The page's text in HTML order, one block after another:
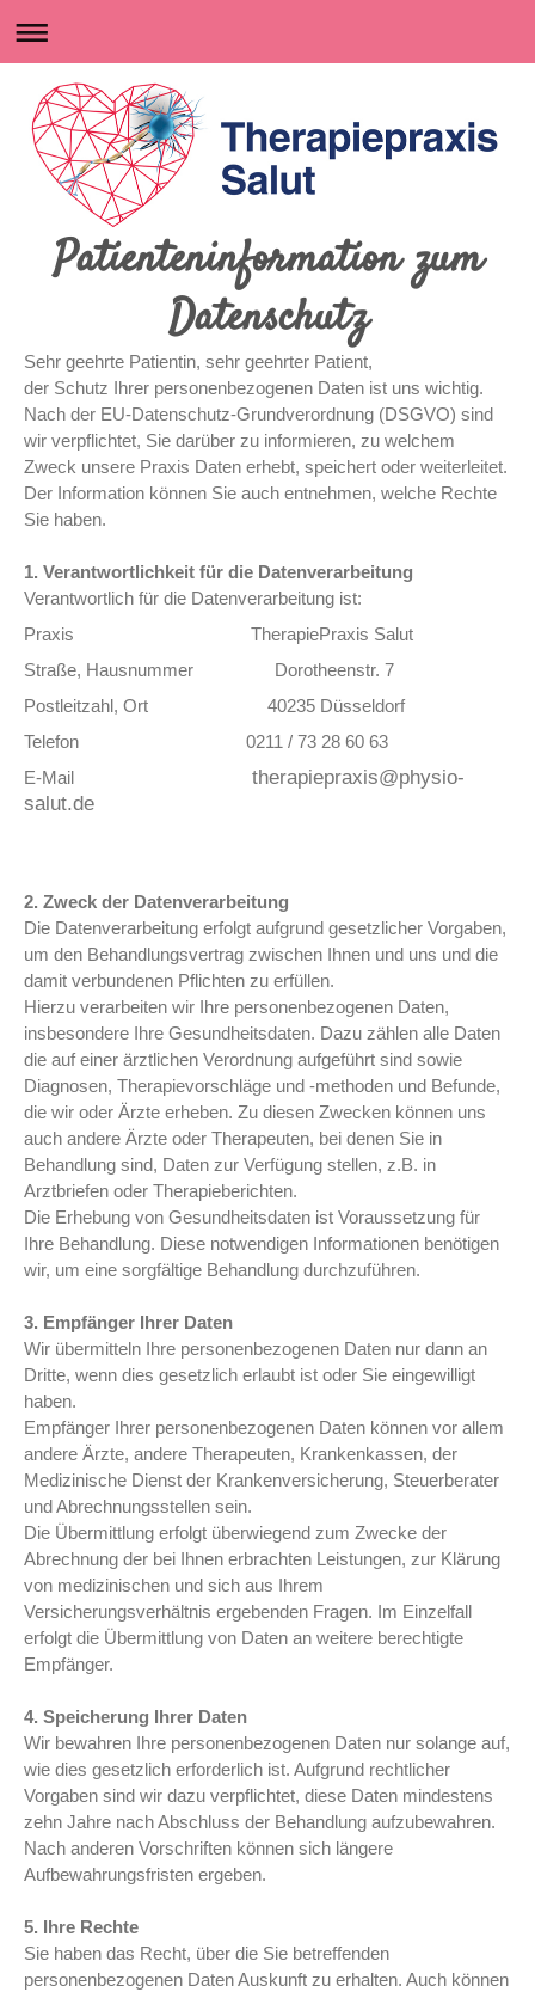
Patienteninformation zum
Datenschutz
Sehr geehrte Patientin, sehr geehrter Patient,
der Schutz Ihrer personenbezogenen Daten ist uns wichtig.
Nach der EU-Datenschutz-Grundverordnung (DSGVO) sind
wir verpflichtet, Sie darüber zu informieren, zu welchem
Zweck unsere Praxis Daten erhebt, speichert oder weiterleitet.
Der Information können Sie auch entnehmen, welche Rechte
Sie haben.
1. Verantwortlichkeit für die Datenverarbeitung
Verantwortlich für die Datenverarbeitung ist:
Praxis TherapiePraxis Salut
Straße, Hausnummer Dorotheenstr. 7
Postleitzahl, Ort 40235 Düsseldorf
Telefon 0211 / 73 28 60 63
E-Mail
therapiepraxis@physio-
salut.de
2. Zweck der Datenverarbeitung
Die Datenverarbeitung erfolgt aufgrund gesetzlicher Vorgaben,
um den Behandlungsvertrag zwischen Ihnen und uns und die
damit verbundenen Pflichten zu erfüllen.
Hierzu verarbeiten wir Ihre personenbezogenen Daten,
insbesondere Ihre Gesundheits­daten. Dazu zählen alle Daten
die auf einer ärztlichen Verordnung aufgeführt sind sowie
Diagnosen, Therapievorschläge und -methoden und Befunde,
die wir oder Ärzte erheben. Zu diesen Zwecken können uns
auch andere Ärzte oder Therapeuten, bei denen Sie in
Behandlung sind, Daten zur Verfügung stellen, z.B. in
Arztbriefen oder Therapieberichten.
Die Erhebung von Gesundheitsdaten ist Voraussetzung für
Ihre Behandlung. Diese notwendigen Informationen benötigen
wir, um eine sorgfältige Behandlung durchzuführen.
3. Empfänger Ihrer Daten
Wir übermitteln Ihre personenbezogenen Daten nur dann an
Dritte, wenn dies gesetzlich erlaubt ist oder Sie eingewilligt
haben.
Empfänger Ihrer personenbezogenen Daten können vor allem
andere Ärzte, andere Therapeuten, Krankenkassen, der
Medizinische Dienst der Krankenversicherung, Steuerberater
und Abrechnungsstellen sein.
Die Übermittlung erfolgt überwiegend zum Zwecke der
Abrechnung der bei Ihnen erbrachten Leistungen, zur Klärung
von medizinischen und sich aus Ihrem
Versicherungsverhältnis ergebenden Fragen. Im Einzelfall
erfolgt die Übermittlung von Daten an weitere berechtigte
Empfänger.
4. Speicherung Ihrer Daten
Wir bewahren Ihre personenbezogenen Daten nur solange auf,
wie dies gesetzlich erforderlich ist. Aufgrund rechtlicher
Vorgaben sind wir dazu verpflichtet, diese Daten mindestens
zehn Jahre nach Abschluss der Behandlung aufzubewahren.
Nach anderen Vorschriften können sich längere
Aufbewahrungsfristen ergeben.
5. Ihre Rechte
Sie haben das Recht, über die Sie betreffenden
personenbezogenen Daten Auskunft zu erhalten. Auch können